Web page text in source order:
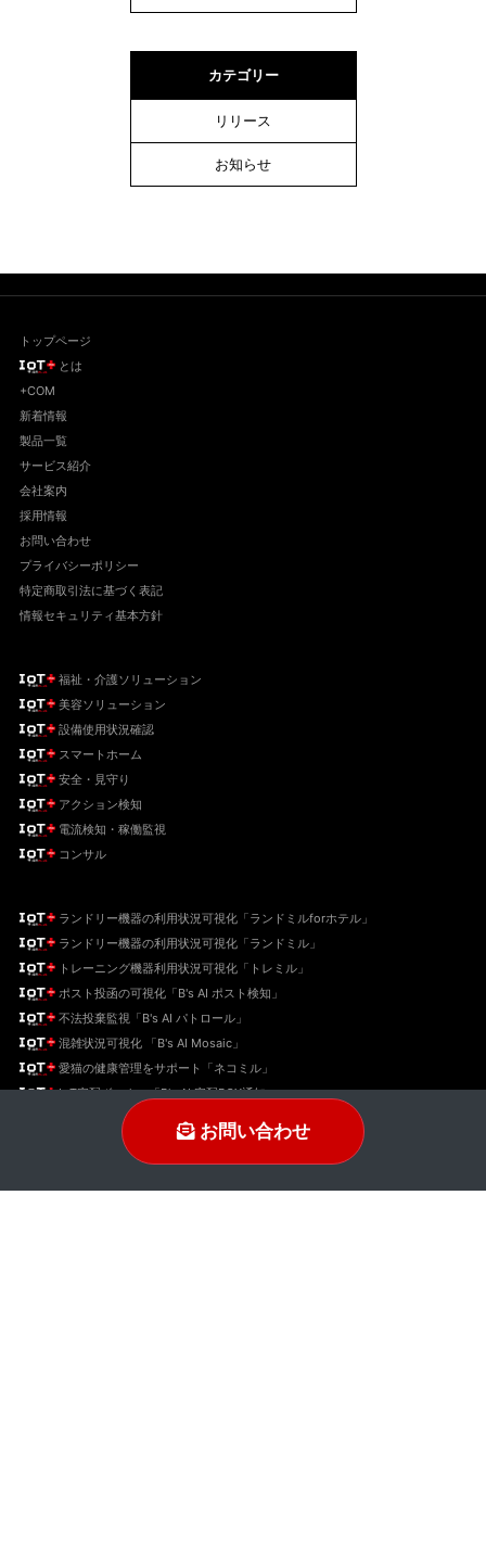
カテゴリー
リリース
お知らせ
お問い合わせ
トップページ
とは
+COM
新着情報
製品一覧
サービス紹介
会社案内
採用情報
お問い合わせ
プライバシーポリシー
特定商取引法に基づく表記
情報セキュリティ基本方針
福祉・介護ソリューション
美容ソリューション
設備使用状況確認
スマートホーム
安全・見守り
アクション検知
電流検知・稼働監視
コンサル
ランドリー機器の利用状況可視化「ランドミルforホテル」
ランドリー機器の利用状況可視化「ランドミル」
トレーニング機器利用状況可視化「トレミル」
ポスト投函の可視化「B's AI ポスト検知」
不法投棄監視「B's AI パトロール」
混雑状況可視化 「B's AI Mosaic」
愛猫の健康管理をサポート「ネコミル」
IoT宅配ボックス「B's AI 宅配BOX通知」
B's EV充電設備IoTソリューション「BEIS-X1」
B's SupportSolution (車椅子検知)
顔認証、検温、出退勤「B's AI 打刻 with 検温」
顔認証、検温 「B's AI Face」「B's AI Face Premium」